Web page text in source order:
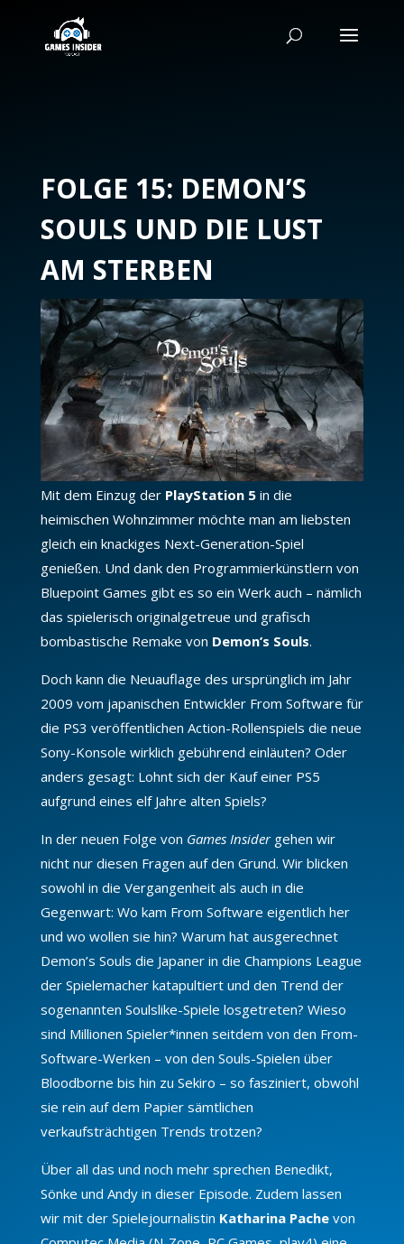
FOLGE 15: DEMON’S
SOULS UND DIE LUST
AM STERBEN
Mit dem Einzug der PlayStation 5in die
heimischen Wohnzimmer möchte man am liebsten
gleich ein knackiges Next-Generation-Spiel
genießen. Und dank den Programmierkünstlern von
Bluepoint Games gibt es so ein Werk auch – nämlich
das spielerisch originalgetreue und grafisch
bombastische Remake von Demon’s Souls.
Doch kann die Neuauflage des ursprünglich im Jahr
2009 vom japanischen Entwickler From Software für
die PS3 veröffentlichen Action-Rollenspiels die neue
Sony-Konsole wirklich gebührend einläuten? Oder
anders gesagt: Lohnt sich der Kauf einer PS5
aufgrund eines elf Jahre alten Spiels?
In der neuen Folge von Games Insider gehen wir
nicht nur diesen Fragen auf den Grund. Wir blicken
sowohl in die Vergangenheit als auch in die
Gegenwart: Wo kam From Software eigentlich her
und wo wollen sie hin? Warum hat ausgerechnet
Demon’s Souls die Japaner in die Champions League
der Spielemacher katapultiert und den Trend der
sogenannten Soulslike-Spiele losgetreten? Wieso
sind Millionen Spieler*innen seitdem von den From-
Software-Werken – von den Souls-Spielen über
Bloodborne bis hin zu Sekiro – so fasziniert, obwohl
sie rein auf dem Papier sämtlichen
verkaufsträchtigen Trends trotzen?
Über all das und noch mehr sprechen Benedikt,
Sönke und Andy in dieser Episode. Zudem lassen
wir mit der Spielejournalistin Katharina Pachevon